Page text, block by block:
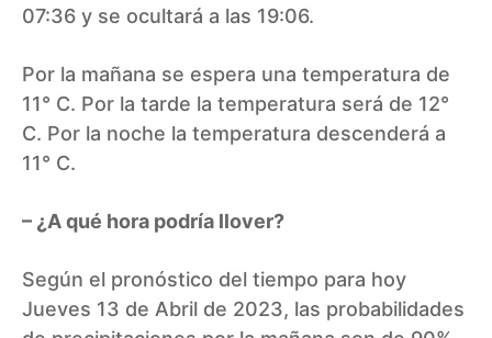
07:36 y se ocultará a las 19:06.
Por la mañana se espera una temperatura de
11° C. Por la tarde la temperatura será de 12°
C. Por la noche la temperatura descenderá a
11° C.
– ¿A qué hora podría llover?
Según el pronóstico del tiempo para hoy
Jueves 13 de Abril de 2023, las probabilidades